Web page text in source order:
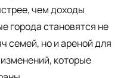
чем доходы
города становятся не
семей, но и ареной для
которые